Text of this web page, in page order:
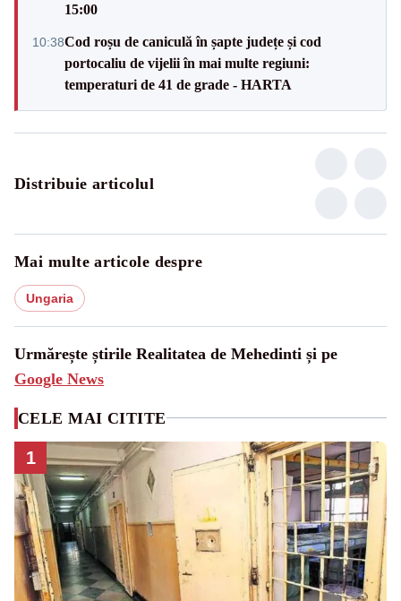
15:00
10:38Cod roșu de caniculă în șapte județe și cod
portocaliu de vijelii în mai multe regiuni:
temperaturi de 41 de grade - HARTA
Distribuie articolul
Mai multe articole despre
Ungaria
Urmărește știrile Realitatea de Mehedinti și pe
Google News
CELE MAI CITITE
1